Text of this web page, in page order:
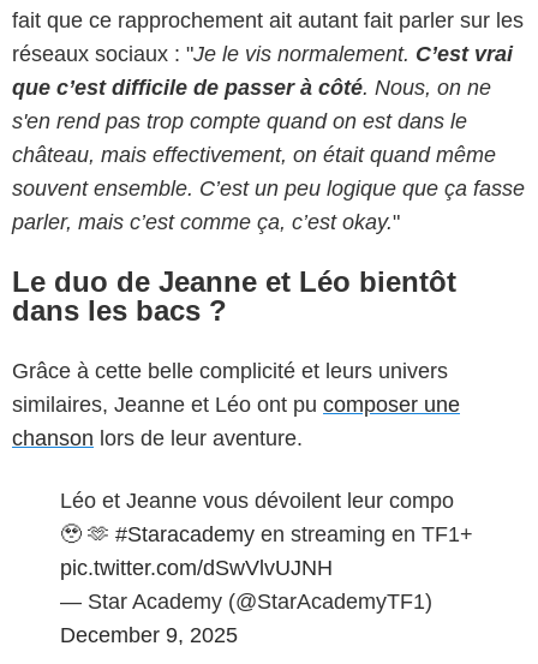
fait que ce rapprochement ait autant fait parler sur les
réseaux sociaux : "Je le vis normalement. C’est vrai
que c’est difficile de passer à côté. Nous, on ne
s'en rend pas trop compte quand on est dans le
château, mais effectivement, on était quand même
souvent ensemble. C’est un peu logique que ça fasse
parler, mais c’est comme ça, c’est okay."
Le duo de Jeanne et Léo bientôt
dans les bacs ?
Grâce à cette belle complicité et leurs univers
similaires, Jeanne et Léo ont pu composer une
chanson lors de leur aventure.
Léo et Jeanne vous dévoilent leur compo
🥹 🫶 #Staracademy en streaming en TF1+
pic.twitter.com/dSwVlvUJNH
— Star Academy (@StarAcademyTF1)
December 9, 2025